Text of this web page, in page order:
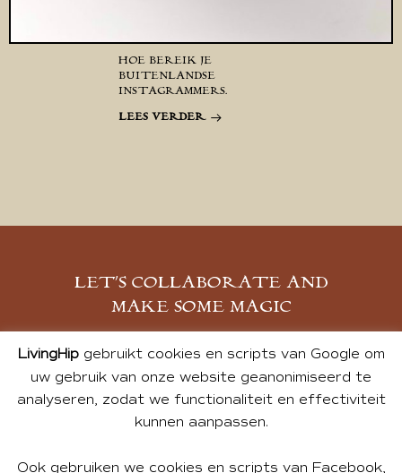
HOE BEREIK JE
BUITENLANDSE
INSTAGRAMMERS.
LEES VERDER
LET’S COLLABORATE AND
MAKE SOME MAGIC
MELD JE AAN
LivingHipgebruikt cookies en scripts van Google om
uw gebruik van onze website geanonimiseerd te
analyseren, zodat we functionaliteit en effectiviteit
kunnen aanpassen.
Ook gebruiken we cookies en scripts van Facebook,